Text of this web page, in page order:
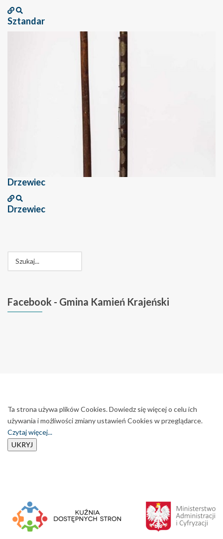
Sztandar
Drzewiec
Drzewiec
Facebook - Gmina Kamień Krajeński
Ta strona używa plików Cookies. Dowiedz się więcej o celu ich
używania i możliwości zmiany ustawień Cookies w przeglądarce.
Czytaj więcej...